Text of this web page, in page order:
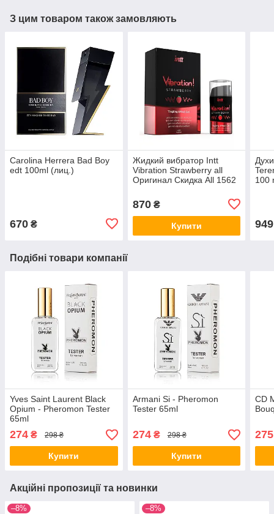
З цим товаром також замовляють
Carolina Herrera Bad Boy
edt 100ml (лиц.)
670 ₴
Жидкий вибратор Intt
Vibration Strawberry all
Оригинал Скидка All 1562
870₴
Купити
100
949
Подібні товари компанії
Yves Saint Laurent Black
Opium - Pheromon Tester
65ml
274 ₴ 298 ₴
Купити
Armani Si - Pheromon
Tester 65ml
274₴ 298 ₴
Купити
CD
Акційні пропозиції та новинки
–8% –8%